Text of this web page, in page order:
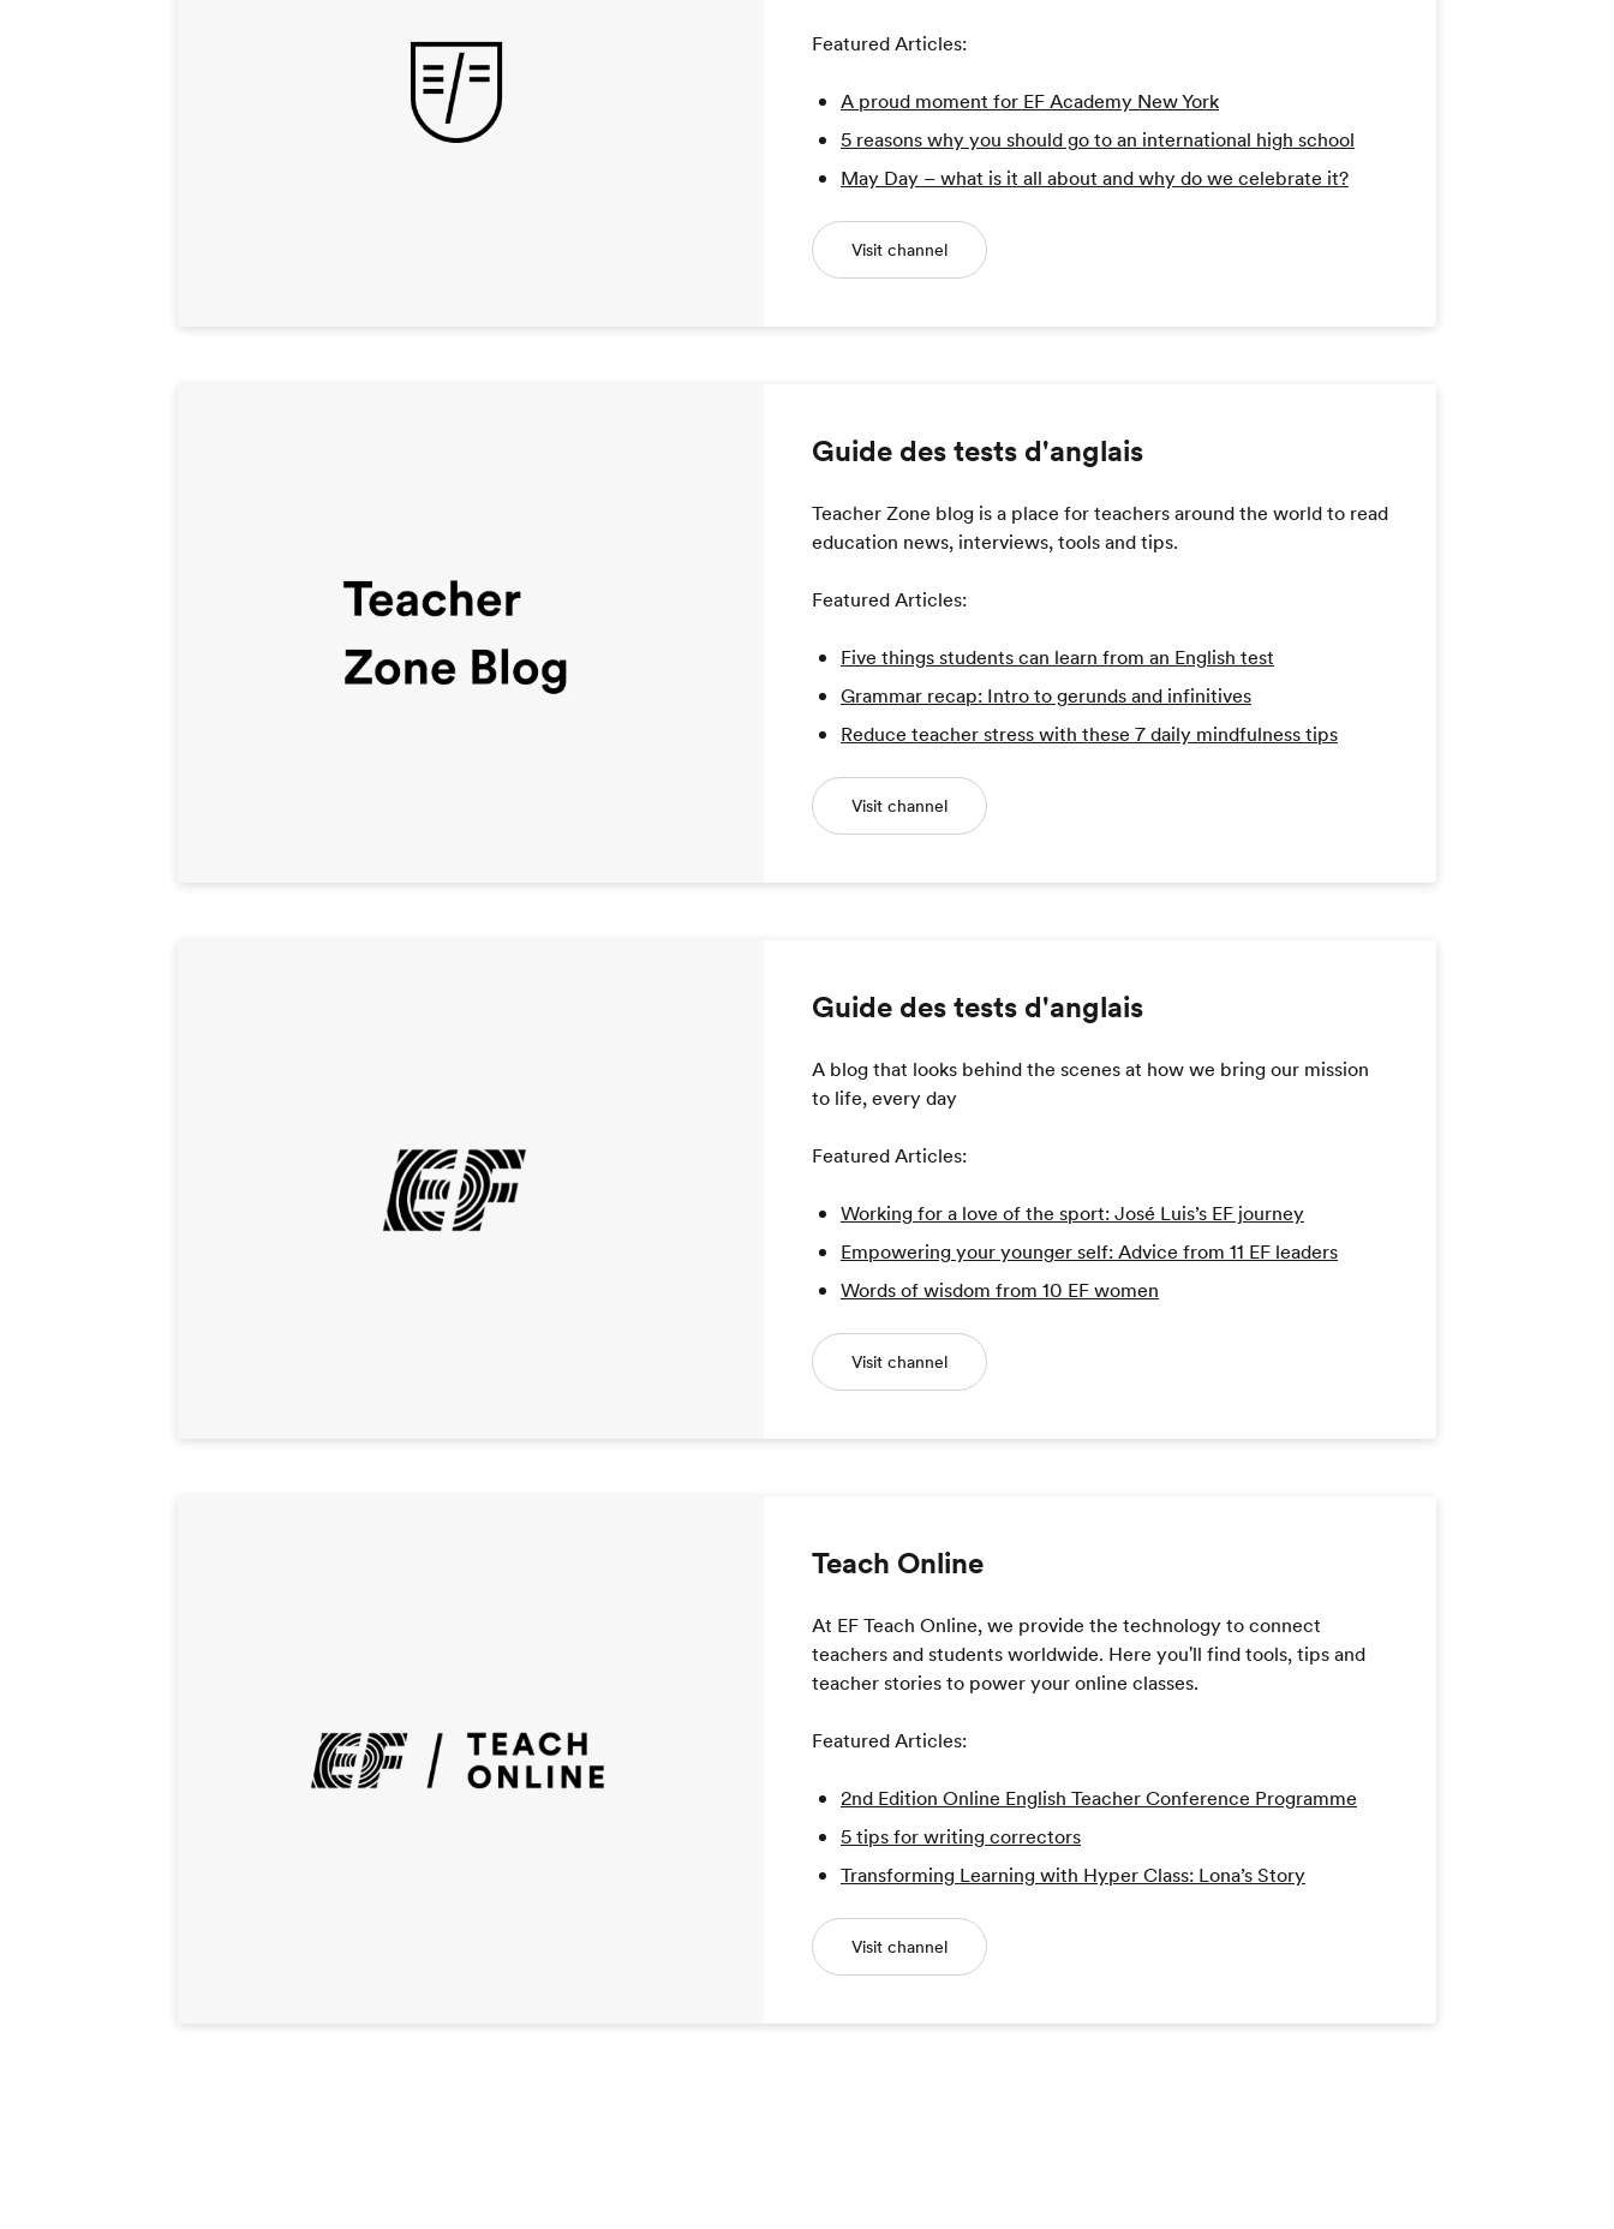
Featured Articles:
A proud moment for EF Academy New York
5 reasons why you should go to an international high school
May Day – what is it all about and why do we celebrate it?
Visit channel
Guide des tests d'anglais
Teacher Zone blog is a place for teachers around the world to read
education news, interviews, tools and tips.
Featured Articles:
Five things students can learn from an English test
Grammar recap: Intro to gerunds and infinitives
Reduce teacher stress with these 7 daily mindfulness tips
Visit channel
Guide des tests d'anglais
A blog that looks behind the scenes at how we bring our mission
to life, every day
Featured Articles:
Working for a love of the sport: José Luis’s EF journey
Empowering your younger self: Advice from 11 EF leaders
Words of wisdom from 10 EF women
Visit channel
Teach Online
At EF Teach Online, we provide the technology to connect
teachers and students worldwide. Here you'll find tools, tips and
teacher stories to power your online classes.
Featured Articles:
2nd Edition Online English Teacher Conference Programme
5 tips for writing correctors
Transforming Learning with Hyper Class: Lona’s Story
Visit channel